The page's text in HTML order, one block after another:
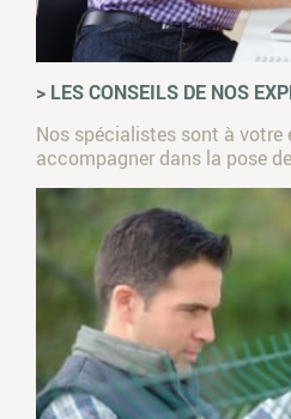
> LES CONSEILS DE NOS
Nos spécialistes sont à votre
accompagner dans la pose